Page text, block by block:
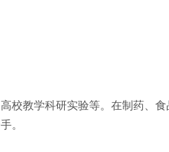
校教学科研实验等。在制药、
。